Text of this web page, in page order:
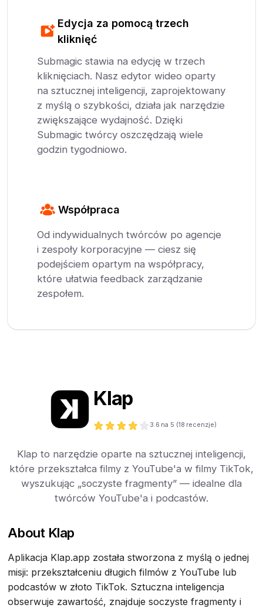
Edycja za pomocą trzech
kliknięć
Submagic stawia na edycję w trzech
kliknięciach. Nasz edytor wideo oparty
na sztucznej inteligencji, zaprojektowany
z myślą o szybkości, działa jak narzędzie
zwiększające wydajność. Dzięki
Submagic twórcy oszczędzają wiele
godzin tygodniowo.
Współpraca
Od indywidualnych twórców po agencje
i zespoły korporacyjne — ciesz się
podejściem opartym na współpracy,
które ułatwia feedback zarządzanie
zespołem.
Klap
3.6 na 5 (18 recenzje)
Klap to narzędzie oparte na sztucznej inteligencji,
które przekształca filmy z YouTube'a w filmy TikTok,
wyszukując „soczyste fragmenty” — idealne dla
twórców YouTube'a i podcastów.
About Klap
Aplikacja Klap.app została stworzona z myślą o jednej
misji: przekształceniu długich filmów z YouTube lub
podcastów w złoto TikTok. Sztuczna inteligencja
obserwuje zawartość, znajduje soczyste fragmenty i